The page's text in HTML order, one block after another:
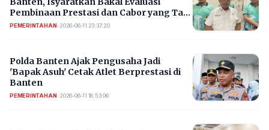
Pembinaan Prestasi dan Cabor yang Tak
Berprestasi
PEMERINTAHAN• 2026-06-11 23:37:20
Polda Banten Ajak Pengusaha Jadi
'Bapak Asuh' Cetak Atlet Berprestasi di
Banten
PEMERINTAHAN• 2026-06-11 18:53:06